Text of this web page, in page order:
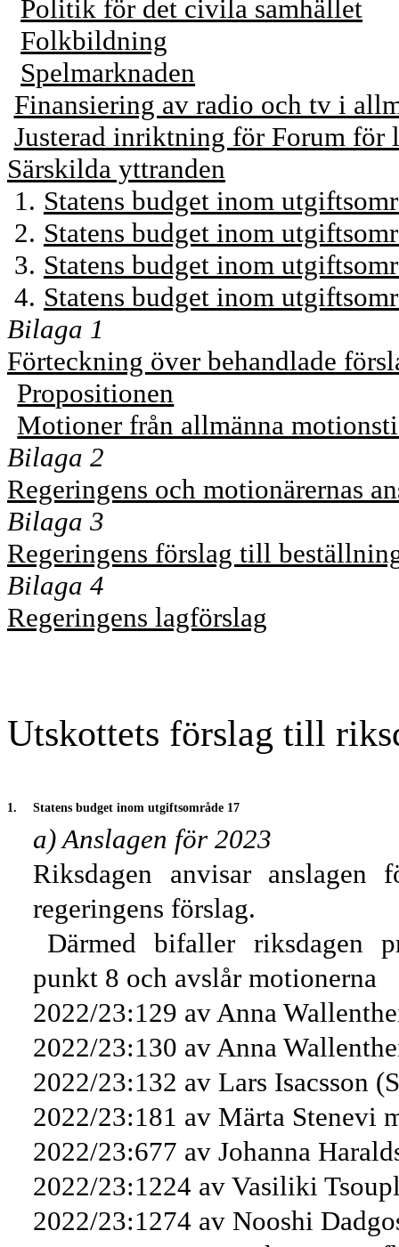
Politik för det civila samhället
Folkbildning
Spelmarknaden
Finansiering av radio och tv i
Justerad inriktning för Forum för
Särskilda yttranden
1. Statens budget inom
2. Statens budget inom
3. Statens budget inom
4. Statens budget inom
Bilaga 1
Förteckning över behandlade
Propositionen
Motioner från allmänna
Bilaga 2
Regeringens och motionärernas
Bilaga 3
Regeringens förslag till
Bilaga 4
Regeringens lagförslag
Utskottets förslag till
1. Statens budget inom utgiftsområde 17
a) Anslagen för 2023
Riksdagen anvisar
regeringens förslag.
Därmed bifaller riksdagen
punkt 8 och avslår motionerna
2022/23:129 av Anna
2022/23:130 av Anna
2022/23:132 av Lars Isacsson
2022/23:181 av Märta Stenevi
2022/23:677 av Johanna
2022/23:1224 av Vasiliki
2022/23:1274 av Nooshi